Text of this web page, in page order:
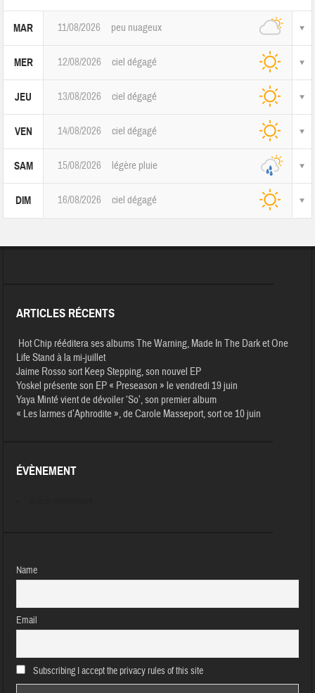
MAR 11/08/2026 peu nuageux
MER 12/08/2026 ciel dégagé
JEU 13/08/2026 ciel dégagé
VEN 14/08/2026 ciel dégagé
SAM 15/08/2026 légère pluie
DIM 16/08/2026 ciel dégagé
ARTICLES RÉCENTS
Hot Chip rééditera ses albums The Warning, Made In The Dark et One
Life Stand à la mi-juillet
Jaime Rosso sort Keep Stepping, son nouvel EP
Yoskel présente son EP « Preseason » le vendredi 19 juin
Yaya Minté vient de dévoiler ‘So’, son premier album
« Les larmes d’Aphrodite », de Carole Masseport, sort ce 10 juin
ÉVÈNEMENT
Name
Email
Subscribing I accept the privacy rules of this site